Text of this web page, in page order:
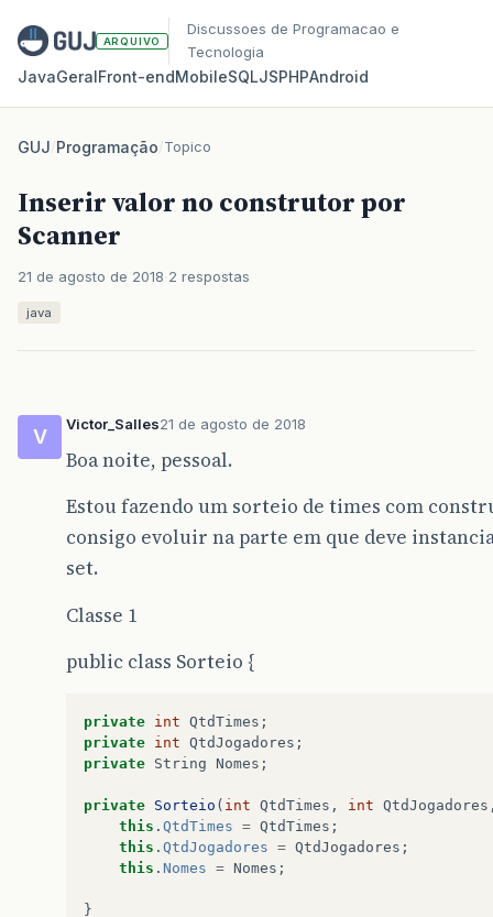
ARQUIVO
Discussoes de Programacao e
Tecnologia
JavaGeralFront‑endMobileSQLJSPHPAndroid
GUJ/Programação/Topico
Inserir valor no construtor por
Scanner
21 de agosto de 2018 2 respostas
java
V
Victor_Salles21 de agosto de 2018
Boa noite, pessoal.
Estou fazendo um sorteio de times com
consigo evoluir na parte em que deve
set.
Classe 1
public class Sorteio {
private int QtdTimes ;
private int QtdJogadores ;
private String Nomes ;
private Sorteio ( int QtdTimes , int QtdJogadores
this . QtdTimes = QtdTimes ;
this . QtdJogadores = QtdJogadores ;
this . Nomes = Nomes ;
}